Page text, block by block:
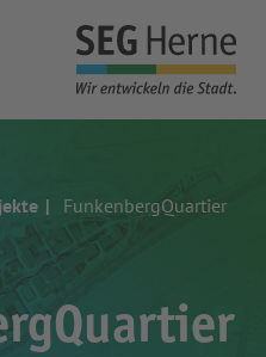
FunkenbergQuartier